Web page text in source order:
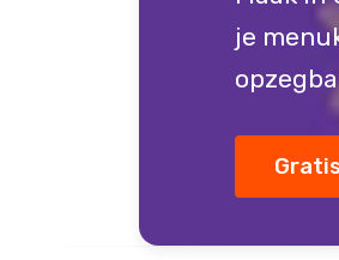
je